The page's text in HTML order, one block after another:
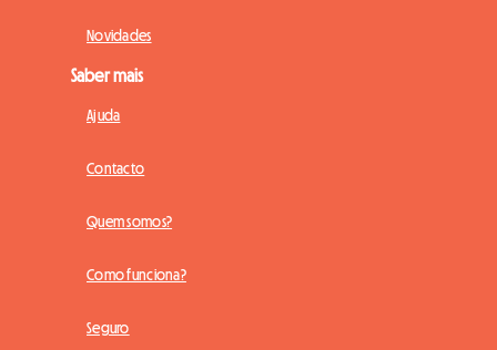
Novidades
Saber mais
Ajuda
Contacto
Quem somos?
Como funciona?
Seguro